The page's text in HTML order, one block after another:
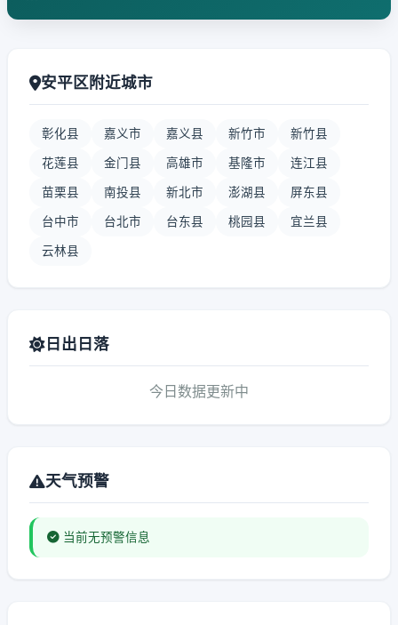
安平区附近城市
彰化县 嘉义市 嘉义县 新竹市 新竹县
花莲县 金门县 高雄市 基隆市 连江县
苗栗县 南投县 新北市 澎湖县 屏东县
台中市 台北市 台东县 桃园县 宜兰县
云林县
日出日落
今日数据更新中
天气预警
当前无预警信息